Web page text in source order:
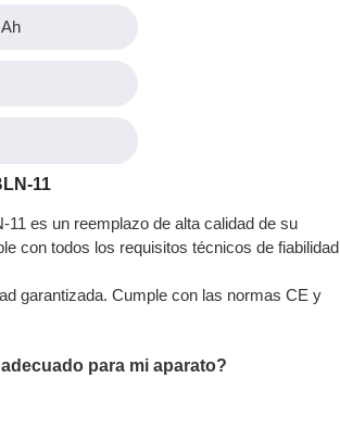
11
11 es un reemplazo de alta calidad de su
con todos los requisitos técnicos de fiabilidad
garantizada. Cumple con las normas CE y
para mi aparato?